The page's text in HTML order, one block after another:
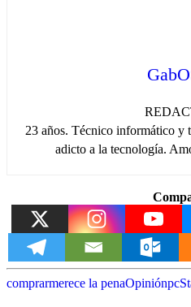
23 años. Técnico informático
adicto a la tecnología.
comprarmerece la penaOpiniónpc